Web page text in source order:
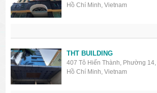
Hồ Chí Minh, Vietnam
THT BUILDING
407 Tô Hiến Thành, Phường
Hồ Chí Minh, Vietnam